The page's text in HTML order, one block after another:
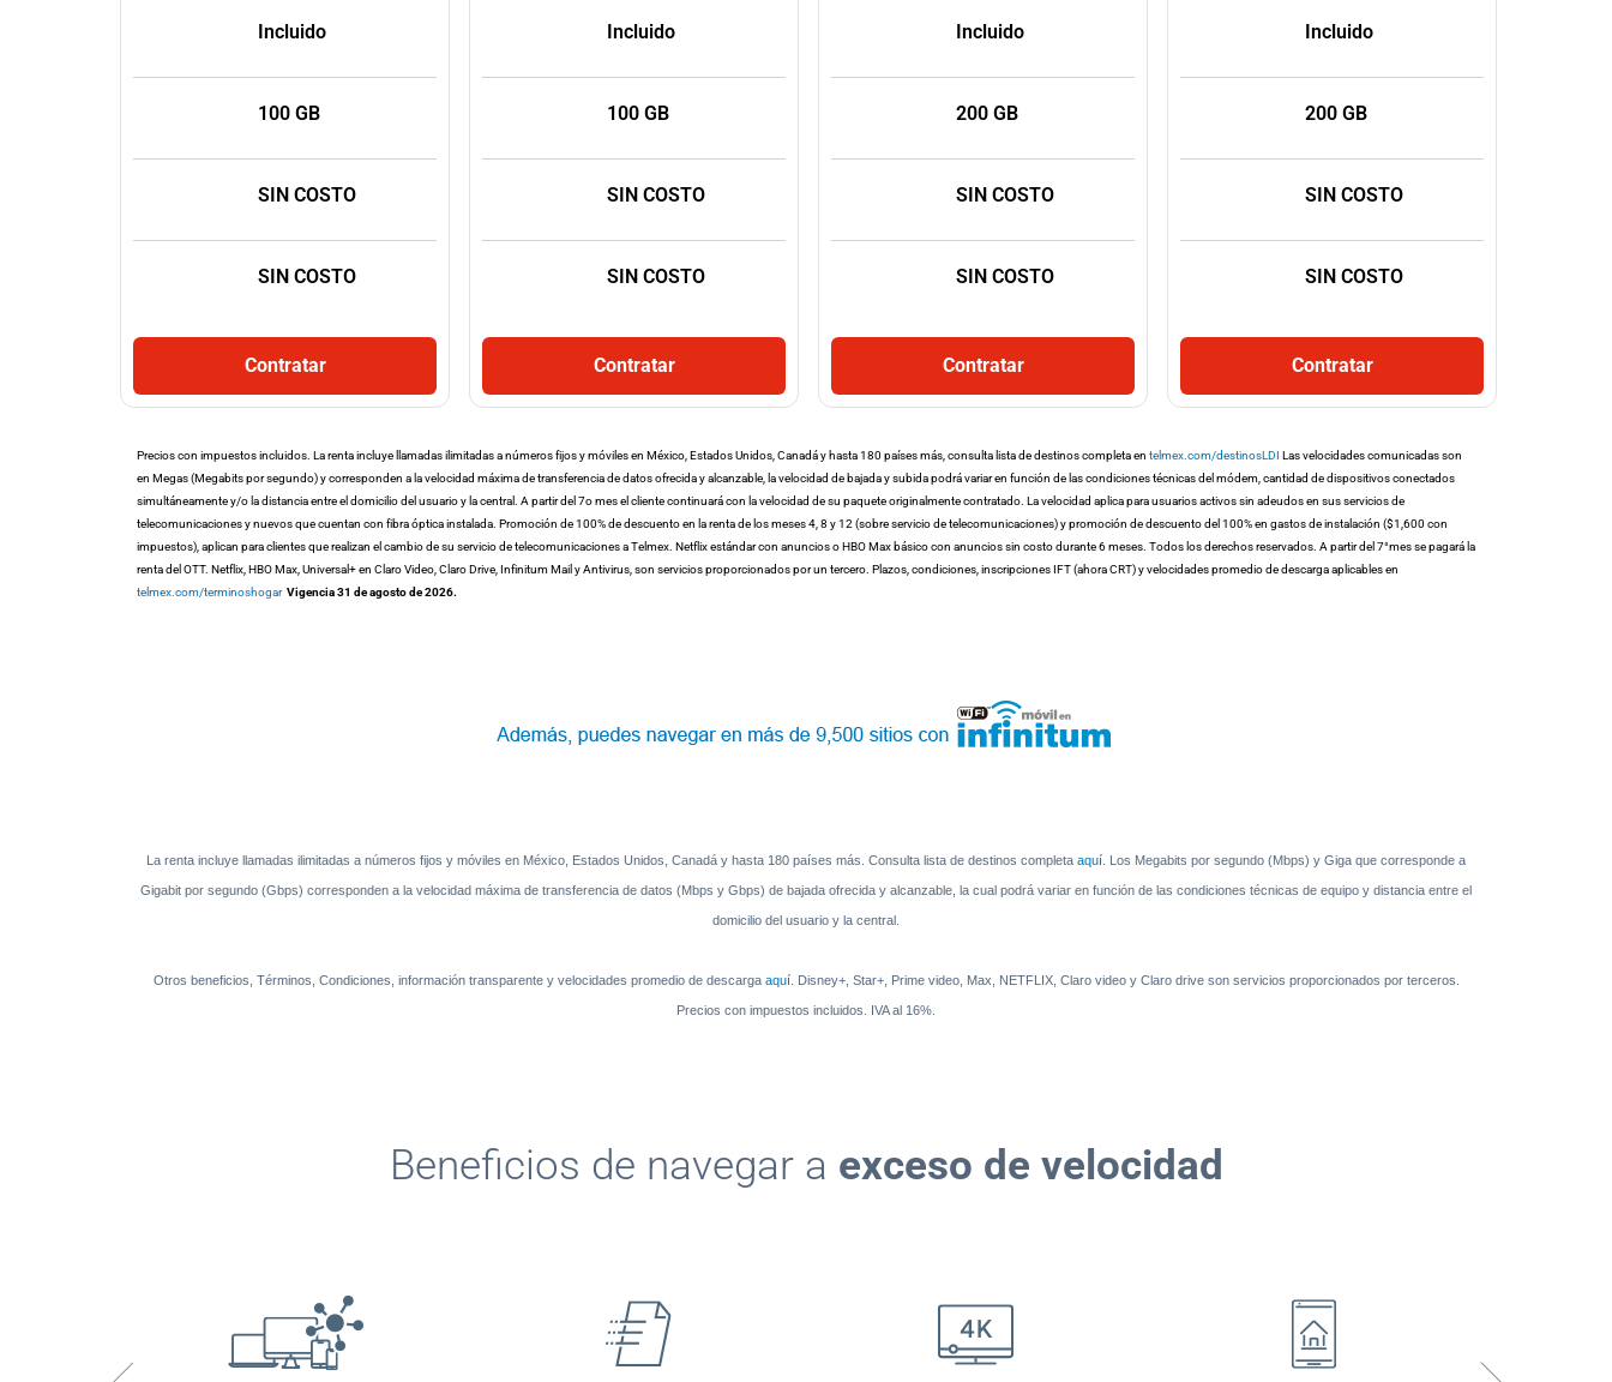
Incluido
100 GB
SIN COSTO
SIN COSTO
Contratar
Incluido
100 GB
SIN COSTO
SIN COSTO
Contratar
Incluido
200 GB
SIN COSTO
SIN COSTO
Contratar
Incluido
200 GB
SIN COSTO
SIN COSTO
Contratar
×
¡Espera!
No seleccionaste ninguna promoción de
entretenimiento
6 meses van por nuestra cuenta
Precios con impuestos incluidos. La renta incluye llamadas ilimitadas a números fijos y móviles en México, Estados Unidos, Canadá y hasta 180 países más, consulta lista de destinos completa en telmex.com/destinosLDI Las velocidades comunicadas son
en Megas (Megabits por segundo) y corresponden a la velocidad máxima de transferencia de datos ofrecida y alcanzable, la velocidad de bajada y subida podrá variar en función de las condiciones técnicas del módem, cantidad de dispositivos conectados
simultáneamente y/o la distancia entre el domicilio del usuario y la central. A partir del 7o mes el cliente continuará con la velocidad de su paquete originalmente contratado. La velocidad aplica para usuarios activos sin adeudos en sus servicios de
telecomunicaciones y nuevos que cuentan con fibra óptica instalada. Promoción de 100% de descuento en la renta de los meses 4, 8 y 12 (sobre servicio de telecomunicaciones) y promoción de descuento del 100% en gastos de instalación ($1,600 con
impuestos), aplican para clientes que realizan el cambio de su servicio de telecomunicaciones a Telmex. Netflix estándar con anuncios o HBO Max básico con anuncios sin costo durante 6 meses. Todos los derechos reservados. A partir del 7°mes se pagará la
renta del OTT. Netflix, HBO Max, Universal+ en Claro Video, Claro Drive, Infinitum Mail y Antivirus, son servicios proporcionados por un tercero. Plazos, condiciones, inscripciones IFT (ahora CRT) y velocidades promedio de descarga aplicables en
telmex.com/terminoshogar Vigencia 31 de agosto de 2026.
La renta incluye llamadas ilimitadas a números fijos y móviles en México, Estados Unidos, Canadá y hasta 180 países más. Consulta lista de destinos completa aquí . Los Megabits por segundo (Mbps) y Giga que corresponde a
Gigabit por segundo (Gbps) corresponden a la velocidad máxima de transferencia de datos (Mbps y Gbps) de bajada ofrecida y alcanzable, la cual podrá variar en función de las condiciones técnicas de equipo y distancia entre el
domicilio del usuario y la central.
Otros beneficios, Términos, Condiciones, información transparente y velocidades promedio de descarga aquí. Disney+, Star+, Prime video, Max, NETFLIX, Claro video y Claro drive son servicios proporcionados por terceros.
Precios con impuestos incluidos. IVA al 16%.
Beneficios de navegar a exceso de velocidad